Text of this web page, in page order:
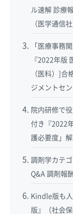
ル速解 診療
（医学通信社
「医療事務
『2022年版
（医科）]合
ジメントセン
院内研修で
付き『2022
護必要度」
調剤学カテ
Q&A 調剤報
Kindle版も
版』（社会保